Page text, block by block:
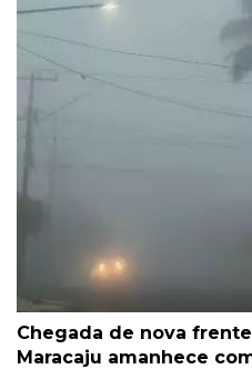
Chegada de nova
Maracaju amanhece